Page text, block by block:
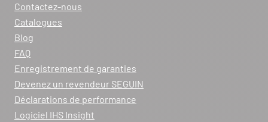
Contactez-nous
Catalogues
Blog
FAQ
Enregistrement de garanties
Devenez un revendeur SEGUIN
Déclarations de performance
Logiciel IHS Insight